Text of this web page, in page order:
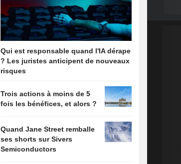
Qui est responsable quand l'IA dérape
? Les juristes anticipent de nouveaux
risques
Trois actions à moins de 5
fois les bénéfices, et alors ?
Quand Jane Street remballe
ses shorts sur Sivers
Semiconductors